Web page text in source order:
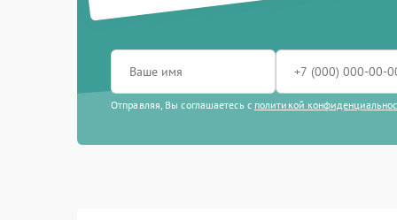
Отправляя, Вы соглашаетесь с политикой